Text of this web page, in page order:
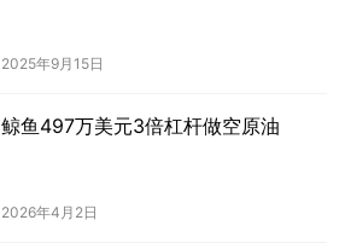
2025年9月15日
鲸鱼497万美元3倍杠杆做空原油
2026年4月2日